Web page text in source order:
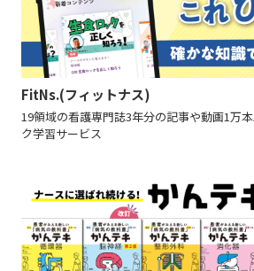
FitNs.(フィットナス)
19領域の看護専門誌3年分の記事や動画1万
ク学習サービス